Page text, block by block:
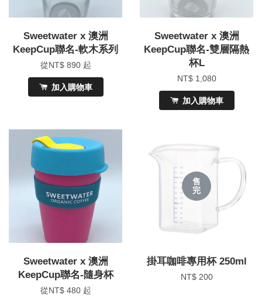
Sweetwater x 澳洲
KeepCup聯名-軟木系列
從NT$ 890 起
加入購物車
Sweetwater x 澳洲
KeepCup聯名-雙層隔熱
杯L
NT$ 1,080
加入購物車
Sweetwater x 澳洲
KeepCup聯名-隨身杯
從NT$ 480 起
售
完
掛耳咖啡專用杯 250ml
NT$ 200